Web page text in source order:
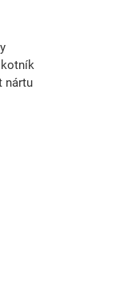
nártu